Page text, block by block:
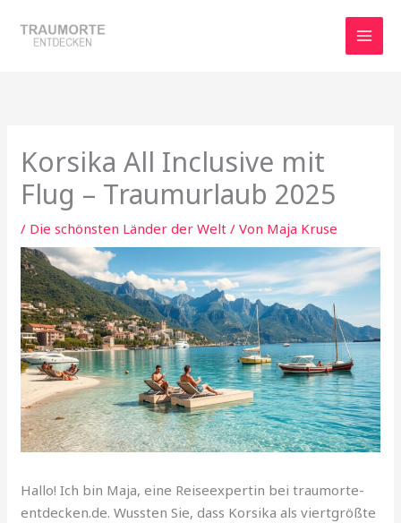
Inhalt
Korsika All Inclusive mit
Flug – Traumurlaub 2025
/ Die schönsten Länder der Welt / Von Maja Kruse
Hallo! Ich bin Maja, eine Reiseexpertin bei traumorte-
entdecken.de. Wussten Sie, dass Korsika als viertgrößte